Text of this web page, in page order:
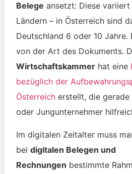
Belege ansetzt: Diese
Ländern – in Österreich sind
Deutschland 6 oder 10 Jahre.
von der Art des Dokuments.
Wirtschaftskammerhat eine
bezüglich der
Österreicherstellt, die gerade
oder Jungunternehmer
Im digitalen Zeitalter muss
bei digitalen Belegen und
Rechnungen bestimmte